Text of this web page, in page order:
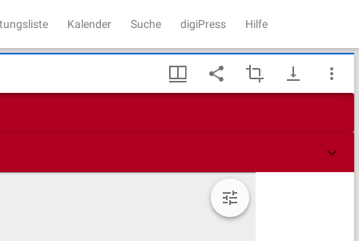
Kalender Suche digiPress Hilfe